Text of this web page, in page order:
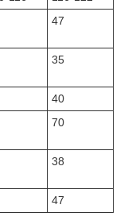
47
35
40
70
38
47